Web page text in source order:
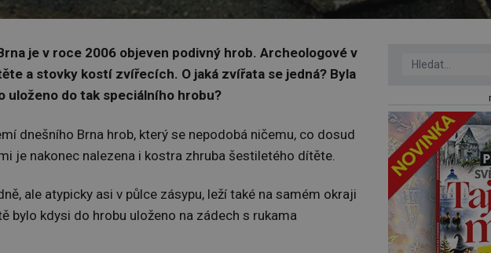
je v roce 2006 objeven podivný hrob. Archeologové v
a stovky kostí zvířecích. O jaká zvířata se jedná? Byla
uloženo do tak speciálního hrobu?
dnešního Brna hrob, který se nepodobá ničemu, co dosud
je nakonec nalezena i kostra zhruba šestiletého dítěte.
ale atypicky asi v půlce zásypu, leží také na samém okraji
bylo kdysi do hrobu uloženo na zádech s rukama